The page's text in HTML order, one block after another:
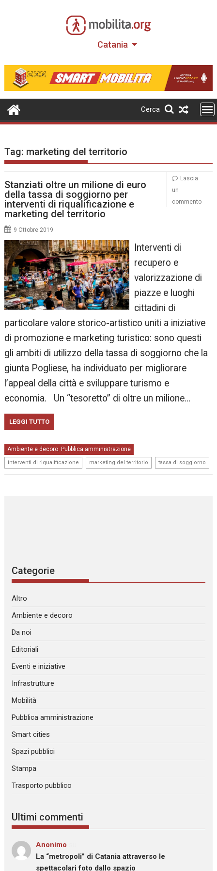
Catania
Cerca
Tag: marketing del territorio
Stanziati oltre un milione di euro
della tassa di soggiorno per
interventi di riqualificazione e
marketing del territorio
9 Ottobre 2019
Interventi di
recupero e
valorizzazione di
piazze e luoghi
cittadini di
particolare valore storico-artistico uniti a iniziative
di promozione e marketing turistico: sono questi
gli ambiti di utilizzo della tassa di soggiorno che la
giunta Pogliese, ha individuato per migliorare
l’appeal della città e sviluppare turismo e
economia. Un “tesoretto” di oltre un milione…
LEGGI TUTTO
Ambiente e decoro, Pubblica amministrazione
interventi di riqualificazione marketing del territorio tassa di soggiorno
Lascia
un
commento
Categorie
Altro
Ambiente e decoro
Da noi
Editoriali
Eventi e iniziative
Infrastrutture
Mobilità
Pubblica amministrazione
Smart cities
Spazi pubblici
Stampa
Trasporto pubblico
Ultimi commenti
Anonimo
La “metropoli” di Catania attraverso le
spettacolari foto dallo spazio